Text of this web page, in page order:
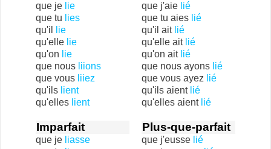
que je lie
que tu lies
qu'il
lie
qu'elle lie
qu'on lie
que nous liions
que vous liiez
qu'ils lient
qu'elles lient
que j'aie lié
que tu aies lié
qu'il ait lié
qu'elle ait lié
qu'on ait lié
que nous ayons lié
que vous ayez lié
qu'ils aient lié
qu'elles aient lié
Imparfait
que je liasse
Plus-que-parfait
que j'eusse lié